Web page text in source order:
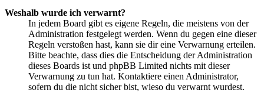
Weshalb wurde ich verwarnt?
In jedem Board gibt es eigene Regeln, die meistens von der
Administration festgelegt werden. Wenn du gegen eine dieser
Regeln verstoßen hast, kann sie dir eine Verwarnung erteilen.
Bitte beachte, dass dies die Entscheidung der Administration
dieses Boards ist und phpBB Limited nichts mit dieser
Verwarnung zu tun hat. Kontaktiere einen Administrator,
sofern du die nicht sicher bist, wieso du verwarnt wurdest.